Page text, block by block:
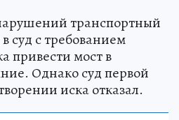
транспортный
суд с требованием
привести мост в
Однако суд первой
иска отказал.